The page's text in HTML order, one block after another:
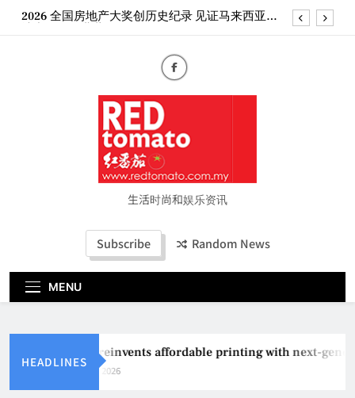
Skip2026 全国房地产大奖创历史纪录 见证马来西亚房
Couture Fashion Week Malaysia 2026– Press
“See Her Heal – 1,000 Untold Stories” 为马来西亚
妈妈提供分享剖腹产复原历程的空间
2026 全国房地产大奖创历史纪录 见证马来西亚房
地产经纪行业蓬勃发展
生活时尚和娱乐资讯
Subscribe Random News
MENU
HEADLINES
Epson reinvents affordable printing with next-
Aug 4, 2026